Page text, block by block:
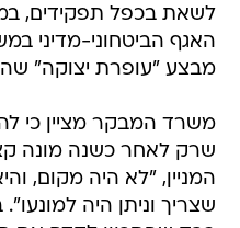
לשאת בכפל תפקידים,
האגף הביטחוני-מדיני
מבצע "עופרת יצוקה"
משרד המבקר מציין כי
שרק לאחר כשנה מונה
המניין, "לא היה מקום,
שצריך וניתן היה